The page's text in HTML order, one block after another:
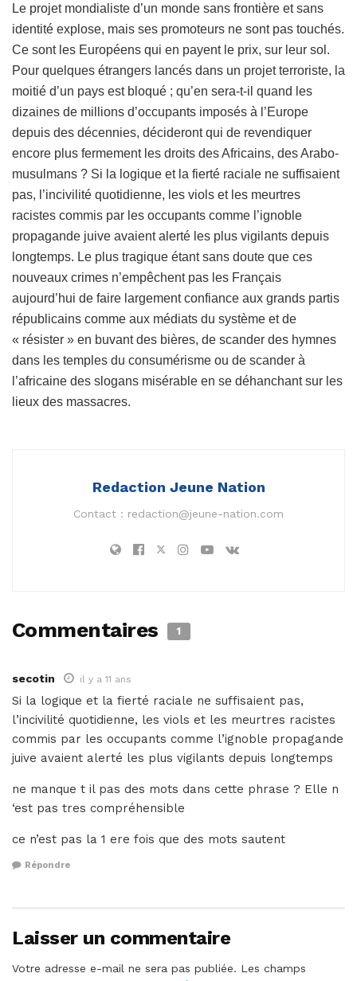
Le projet mondialiste d’un monde sans frontière et sans
identité explose, mais ses promoteurs ne sont pas touchés.
Ce sont les Européens qui en payent le prix, sur leur sol.
Pour quelques étrangers lancés dans un projet terroriste, la
moitié d’un pays est bloqué ; qu’en sera-t-il quand les
dizaines de millions d’occupants imposés à l’Europe
depuis des décennies, décideront qui de revendiquer
encore plus fermement les droits des Africains, des Arabo-
musulmans ? Si la logique et la fierté raciale ne suffisaient
pas, l’incivilité quotidienne, les viols et les meurtres
racistes commis par les occupants comme l’ignoble
propagande juive avaient alerté les plus vigilants depuis
longtemps. Le plus tragique étant sans doute que ces
nouveaux crimes n’empêchent pas les Français
aujourd’hui de faire largement confiance aux grands partis
républicains comme aux médiats du système et de
« résister » en buvant des bières, de scander des hymnes
dans les temples du consumérisme ou de scander à
l’africaine des slogans misérable en se déhanchant sur les
lieux des massacres.
Redaction Jeune Nation
Contact : redaction@jeune-nation.com
Commentaires 1
secotin il y a 11 ans
Si la logique et la fierté raciale ne suffisaient pas,
l’incivilité quotidienne, les viols et les meurtres racistes
commis par les occupants comme l’ignoble propagande
juive avaient alerté les plus vigilants depuis longtemps
ne manque t il pas des mots dans cette phrase ? Elle n
‘est pas tres compréhensible
ce n’est pas la 1 ere fois que des mots sautent
Répondre
Laisser un commentaire
Votre adresse e-mail ne sera pas publiée. Les champs